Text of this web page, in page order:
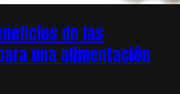
de las
una alimentación